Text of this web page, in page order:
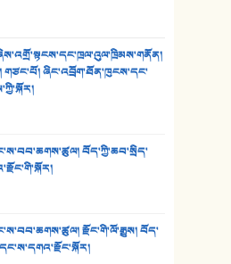
- ཟླ་སྒྲོན།
- ཟླ་སྒྲོན།
- ཟླ་སྒྲོན།
གཙང་པོ། ཞིང་འབྲོག་ཐོན་ཁུངས་དང་
བོད་ཀྱི་ཆབ་སྲིད་
རྫོང་གི་ལོ་རྒྱུས། བོད་